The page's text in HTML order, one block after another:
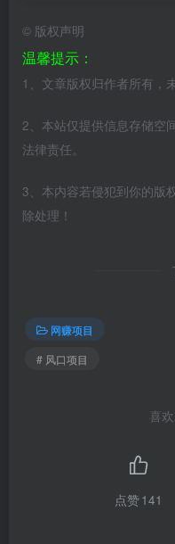
© 版权声明
温馨提示：
1、文章版权归作者所有，
2、本站仅提供信息存储空
法律责任。
3、本内容若侵犯到你的版
除处理！
网赚项目
# 风口项目
喜
点赞141